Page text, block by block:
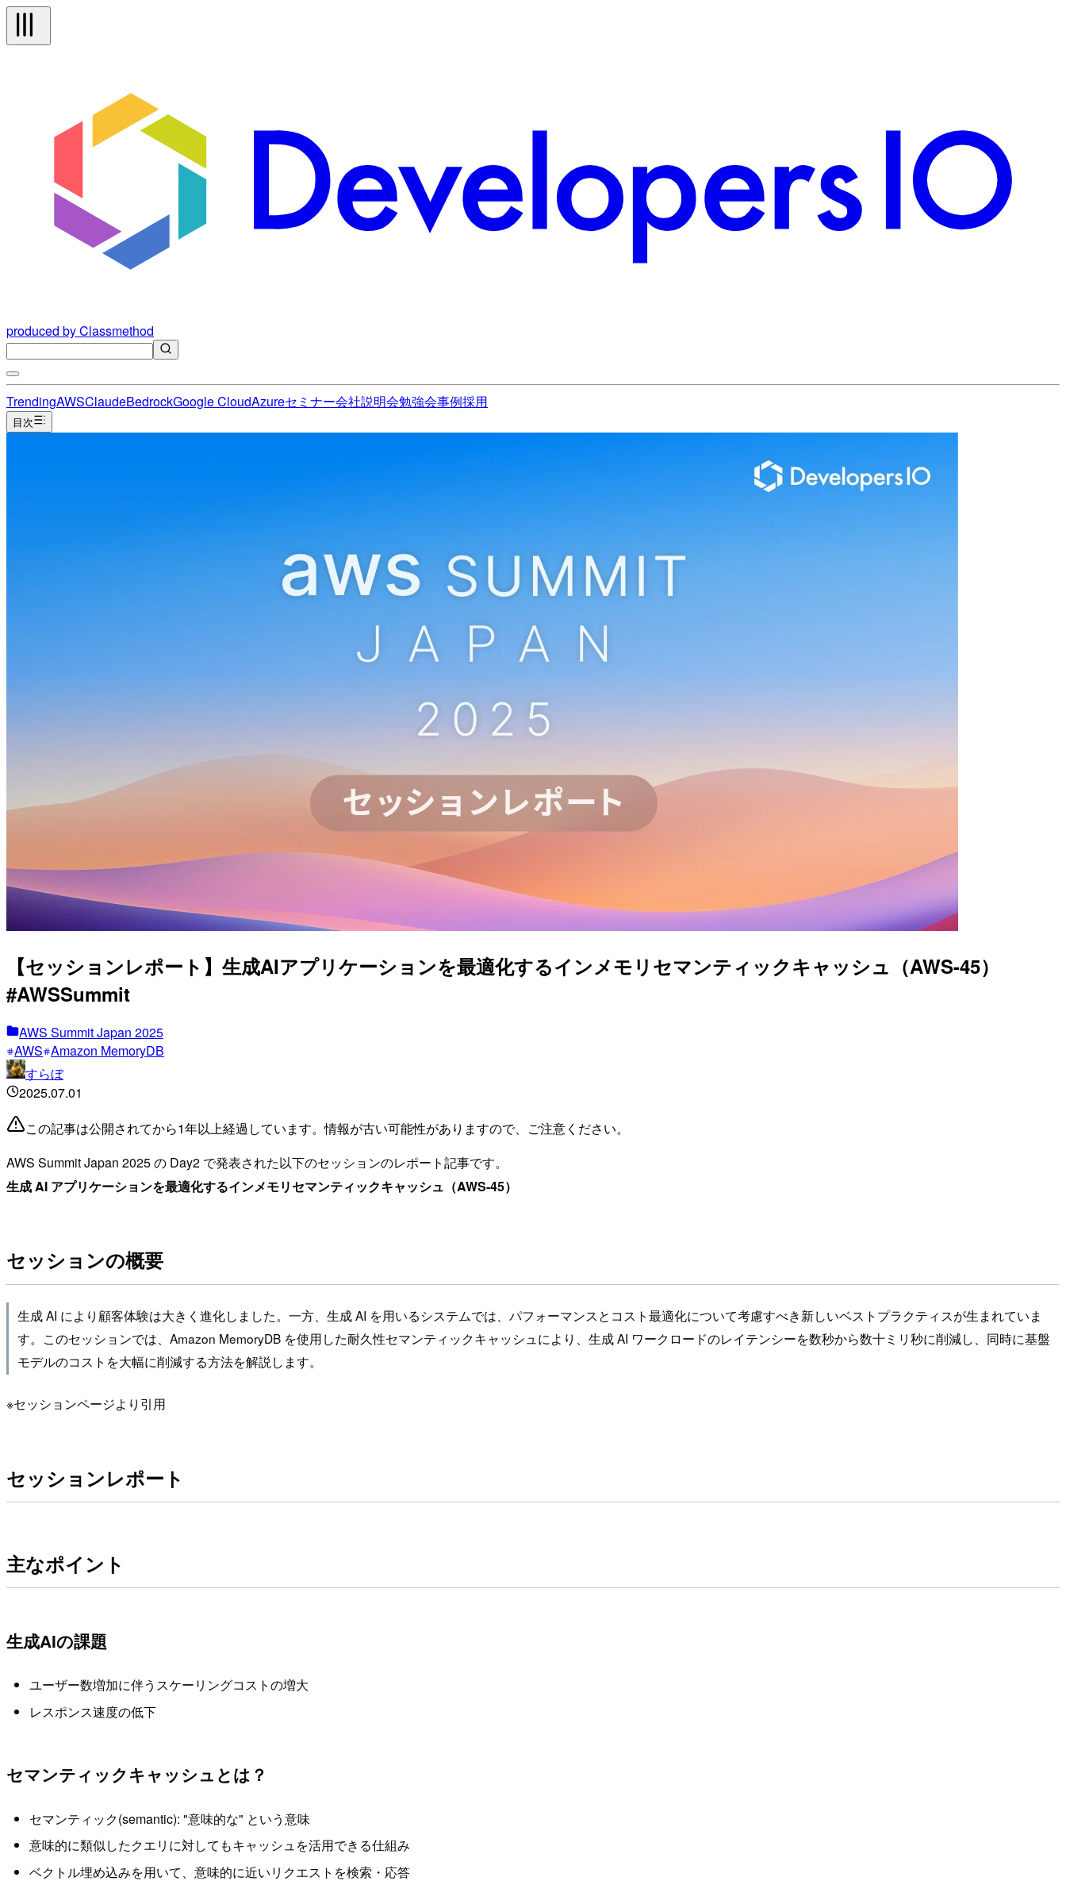
produced by Classmethod
TrendingAWSClaudeBedrockGoogle CloudAzureセミナー会社説明会勉強会事例採用
目次
【セッションレポート】生成AIアプリケーションを最適化するインメモリセマンティックキャッシュ（AWS-45）
#AWSSummit
AWS Summit Japan 2025
AWS Amazon MemoryDB
すらぼ
2025.07.01
この記事は公開されてから1年以上経過しています。情報が古い可能性がありますので、ご注意ください。
AWS Summit Japan 2025 の Day2 で発表された以下のセッションのレポート記事です。
生成 AI アプリケーションを最適化するインメモリセマンティックキャッシュ（AWS-45）
セッションの概要
生成 AI により顧客体験は大きく進化しました。一方、生成 AI を用いるシステムでは、パフォーマンスとコスト最適化について考慮すべき新しいベストプラクティスが生まれていま
す。このセッションでは、Amazon MemoryDB を使用した耐久性セマンティックキャッシュにより、生成 AI ワークロードのレイテンシーを数秒から数十ミリ秒に削減し、同時に基盤
モデルのコストを大幅に削減する方法を解説します。
※セッションページより引用
セッションレポート
主なポイント
生成AIの課題
ユーザー数増加に伴うスケーリングコストの増大
レスポンス速度の低下
セマンティックキャッシュとは？
セマンティック(semantic): "意味的な" という意味
意味的に類似したクエリに対してもキャッシュを活用できる仕組み
ベクトル埋め込みを用いて、意味的に近いリクエストを検索・応答